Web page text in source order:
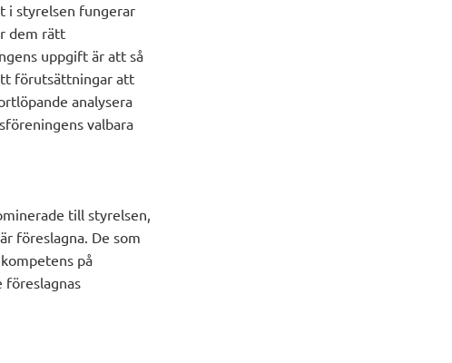
i styrelsen fungerar
dem rätt
uppgift är att så
förutsättningar att
analysera
valbara
till styrelsen,
föreslagna. De som
på